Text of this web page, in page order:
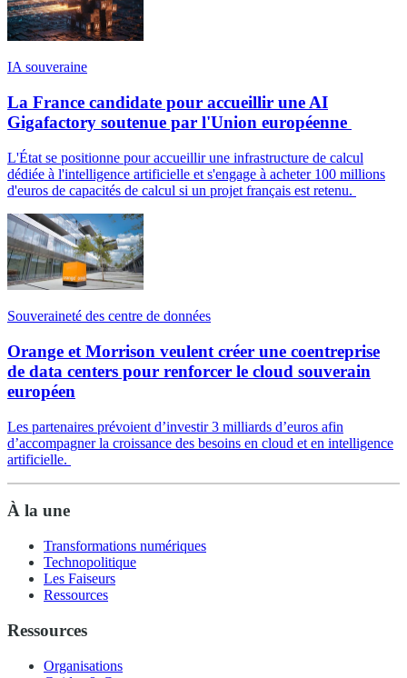
IA souveraine
La France candidate pour accueillir une AI
Gigafactory soutenue par l'Union européenne
L'État se positionne pour accueillir une infrastructure de calcul
dédiée à l'intelligence artificielle et s'engage à acheter 100 millions
d'euros de capacités de calcul si un projet français est retenu.
Souveraineté des centre de données
Orange et Morrison veulent créer une coentreprise
de data centers pour renforcer le cloud souverain
européen
Les partenaires prévoient d’investir 3 milliards d’euros afin
d’accompagner la croissance des besoins en cloud et en intelligence
artificielle.
À la une
Transformations numériques
Technopolitique
Les Faiseurs
Ressources
Ressources
Organisations